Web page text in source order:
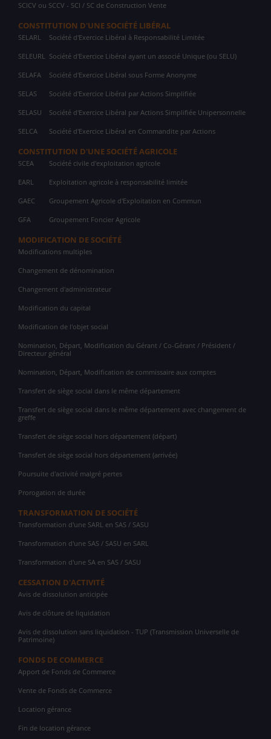
SCICV ou SCCV - SCI / SC de Construction Vente
CONSTITUTION D'UNE SOCIÉTÉ LIBÉRAL
SELARL Société d'Exercice Libéral à Responsabilité Limitée
SELEURL Société d'Exercice Libéral ayant un associé Unique (ou SELU)
SELAFA Société d'Exercice Libéral sous Forme Anonyme
SELAS Société d'Exercice Libéral par Actions Simplifiée
SELASU Société d'Exercice Libéral par Actions Simplifiée Unipersonnelle
SELCA Société d'Exercice Libéral en Commandite par Actions
CONSTITUTION D'UNE SOCIÉTÉ AGRICOLE
SCEA Société civile d'exploitation agricole
EARL Exploitation agricole à responsabilité limitée
GAEC Groupement Agricole d'Exploitation en Commun
GFA Groupement Foncier Agricole
MODIFICATION DE SOCIÉTÉ
Modifications multiples
Changement de dénomination
Changement d'administrateur
Modification du capital
Modification de l'objet social
Nomination, Départ, Modification du Gérant / Co-Gérant / Président /
Directeur général
Nomination, Départ, Modification de commissaire aux comptes
Transfert de siège social dans le même département
Transfert de siège social dans le même département avec changement de
greffe
Transfert de siège social hors département (départ)
Transfert de siège social hors département (arrivée)
Poursuite d'activité malgré pertes
Prorogation de durée
TRANSFORMATION DE SOCIÉTÉ
Transformation d'une SARL en SAS / SASU
Transformation d'une SAS / SASU en SARL
Transformation d'une SA en SAS / SASU
CESSATION D'ACTIVITÉ
Avis de dissolution anticipée
Avis de clôture de liquidation
Avis de dissolution sans liquidation - TUP (Transmission Universelle de
Patrimoine)
FONDS DE COMMERCE
Apport de Fonds de Commerce
Vente de Fonds de Commerce
Location gérance
Fin de location gérance